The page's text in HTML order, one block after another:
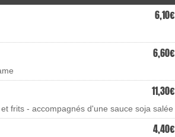
6,10€
6,60€
11,30€
frits - accompagnés d'une sauce soja salée
4,40€